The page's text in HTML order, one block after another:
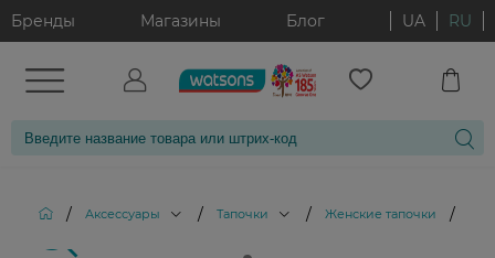
Бренды Магазины Блог UA RU
/ Аксессуары / Тапочки / Женские тапочки /